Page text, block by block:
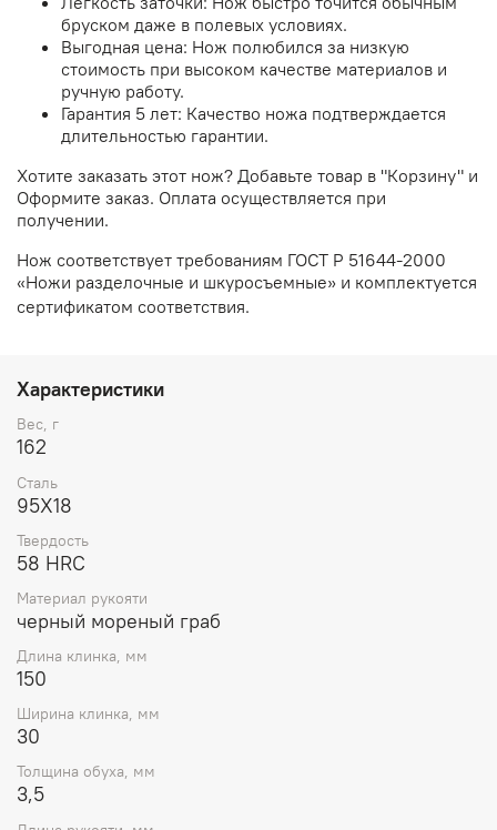
бруском даже в полевых условиях.
Выгодная цена: Нож полюбился за низкую
стоимость при высоком качестве материалов и
ручную работу.
Гарантия 5 лет: Качество ножа подтверждается
длительностью гарантии.
Хотите заказать этот нож? Добавьте товар в "Корзину" и
Оформите заказ. Оплата осуществляется при
получении.
Нож соответствует требованиям ГОСТ Р 51644-2000
«Ножи разделочные и шкуросъемные» и комплектуется
сертификатом соответствия.
Характеристики
Вес, г
162
Сталь
95Х18
Твердость
58 HRC
Материал рукояти
черный мореный граб
Длина клинка, мм
150
Ширина клинка, мм
30
Толщина обуха, мм
3,5